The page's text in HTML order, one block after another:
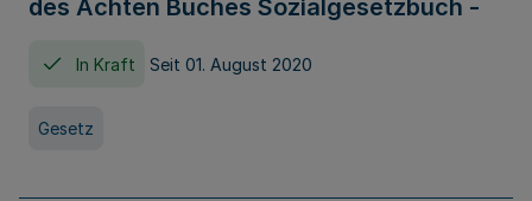
des Achten Buches Sozialgesetzbuch -
In Kraft Seit 01. August 2020
Gesetz